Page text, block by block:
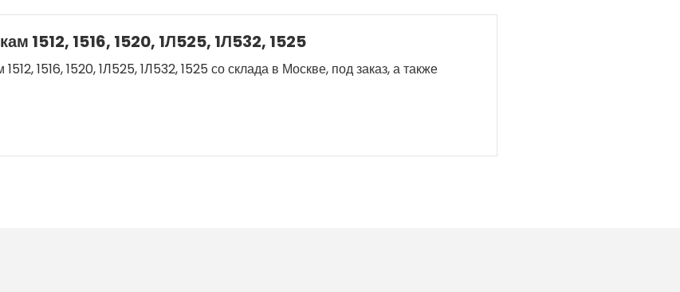
1512, 1516, 1520, 1Л525, 1Л532, 1525
1516, 1520, 1Л525, 1Л532, 1525 со склада в Москве, под заказ, а также